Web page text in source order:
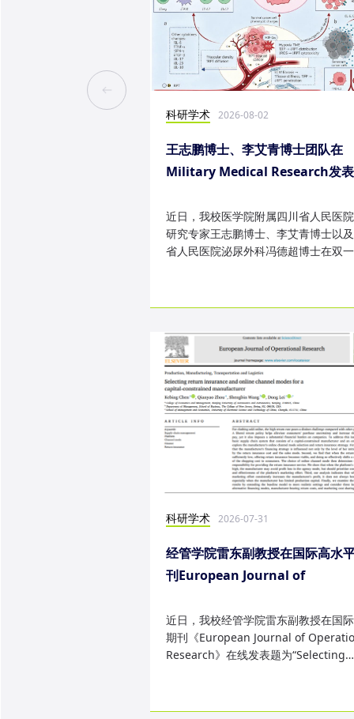
科研学术 2026-08-02
王志鹏博士、李艾青博士团队在
Military Medical Research发
近日，我校医学院附属四川省人民医
研究专家王志鹏博士、李艾青博士以
省人民医院泌尿外科冯德超博士在双
科研学术 2026-07-31
经管学院雷东副教授在国际高水
刊European Journal of
果
近日，我校经管学院雷东副教授在国
期刊《European Journal of
Research》在线发表题为“Selecting